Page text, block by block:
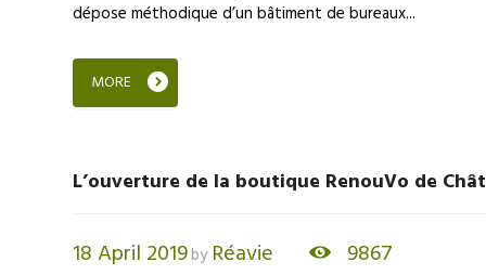
dépose méthodique d’un bâtiment de bureaux...
MORE
L’ouverture de la boutique RenouVo de
18 April 2019by Réavie 9867